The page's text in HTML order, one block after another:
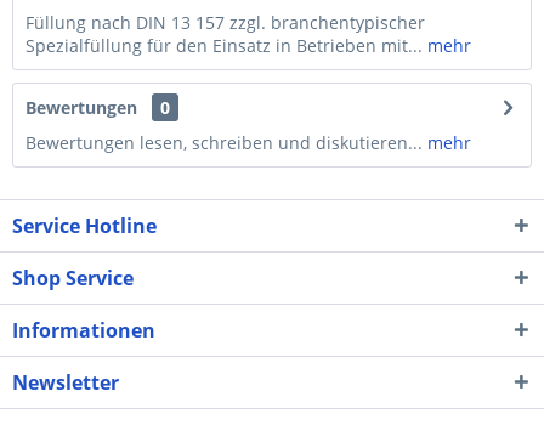
Füllung nach DIN 13 157 zzgl. branchentypischer
Spezialfüllung für den Einsatz in Betrieben mit... mehr
Bewertungen
0
Bewertungen lesen, schreiben und diskutieren... mehr
Service Hotline
Shop Service
Informationen
Newsletter